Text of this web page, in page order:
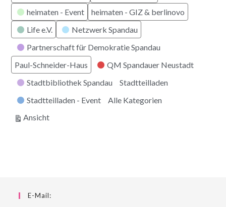
heimaten - Event
heimaten - GIZ & berlinovo
Life e.V.
Netzwerk Spandau
Partnerschaft für Demokratie Spandau
Paul-Schneider-Haus
QM Spandauer Neustadt
Stadtbibliothek Spandau
Stadtteilladen
Stadtteilladen - Event
Alle Kategorien
Ansichtausdrucken
E-Mail: